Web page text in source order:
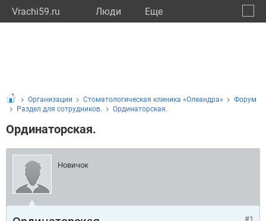
Vrachi59.ru Люди Eще
Организации Стоматологическая клиника «Олеандра»
Форум
Раздел для сотрудников.
Ординаторская.
Ординаторская.
Новичок
#1